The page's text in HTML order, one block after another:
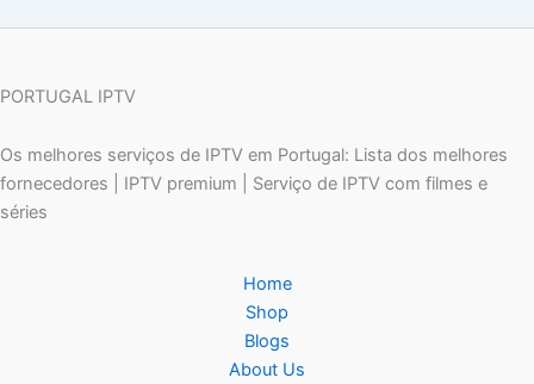
PORTUGAL IPTV
Os melhores serviços de IPTV em Portugal: Lista dos melhores
fornecedores | IPTV premium | Serviço de IPTV com filmes e
séries
Home
Shop
Blogs
About Us